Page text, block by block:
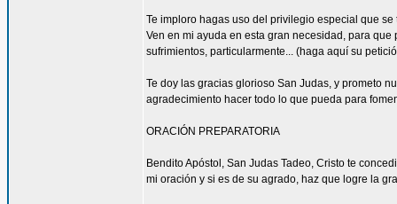
Te imploro hagas uso del privilegio especial que
Ven en mi ayuda en esta gran necesidad, para
sufrimientos, particularmente... (haga aquí su
Te doy las gracias glorioso San Judas, y prometo
agradecimiento hacer todo lo que pueda para
ORACIÓN PREPARATORIA
Bendito Apóstol, San Judas Tadeo, Cristo te
mi oración y si es de su agrado, haz que logre la